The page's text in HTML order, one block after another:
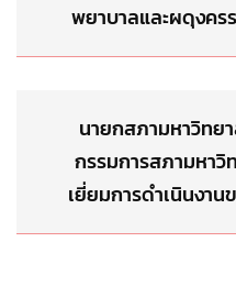
พยาบาลและผดุงคร
นายกสภามหาวิทย
กรรมการสภามหา
เยี่ยมการดำเนินงา